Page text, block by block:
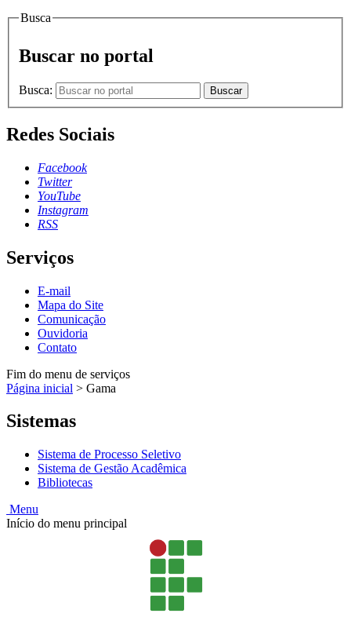
Busca
Buscar no portal
Busca: Buscar
Redes Sociais
Facebook
Twitter
YouTube
Instagram
RSS
Serviços
E-mail
Mapa do Site
Comunicação
Ouvidoria
Contato
Fim do menu de serviços
Página inicial > Gama
Sistemas
Sistema de Processo Seletivo
Sistema de Gestão Acadêmica
Bibliotecas
Menu
Início do menu principal